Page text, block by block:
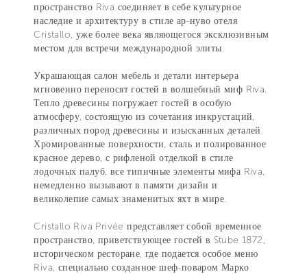
пространство Riva соединяет в себе культурное
наследие и архитектуру в стиле ар-нуво отеля
Cristallo, уже более века являющегося эксклюзивным
местом для встречи международной элиты.
Украшающая салон мебель и детали интерьера
мгновенно переносят гостей в волшебный миф Riva.
Тепло древесины погружает гостей в особую
атмосферу, состоящую из сочетания инкрустаций,
различных пород древесины и изысканных деталей.
Хромированные поверхности, сталь и полированное
красное дерево, с рифленой отделкой в стиле
лодочных палуб, все типичные элементы мифа Riva,
немедленно вызывают в памяти дизайн и
великолепие самых знаменитых яхт в мире.
Cristallo Riva Privée представляет собой временное
пространство, приветствующее гостей в Stube 1872,
историческом ресторане, где подается особое меню
Riva, специально созданное шеф-поваром Марко